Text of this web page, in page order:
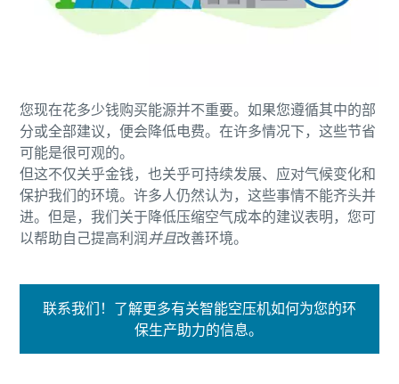
您现在花多少钱购买能源并不重要。如果您遵循其中的部
分或全部建议，便会降低电费。在许多情况下，这些节省
可能是很可观的。
但这不仅关乎金钱，也关乎可持续发展、应对气候变化和
保护我们的环境。许多人仍然认为，这些事情不能齐头并
进。但是，我们关于降低压缩空气成本的建议表明，您可
以帮助自己提高利润 并且改善环境。
联系我们！了解更多有关智能空压机如何为您的环
保生产助力的信息。